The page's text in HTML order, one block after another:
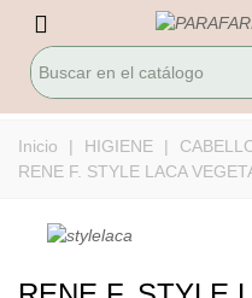
Inicio | HIGIENE |
RENE F. STYLE LACA